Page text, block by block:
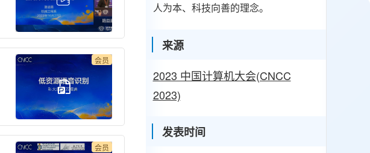
会员
会员
人为本、科技向善的理念。
来源
2023 中国计算机大会(CNCC
2023)
发表时间